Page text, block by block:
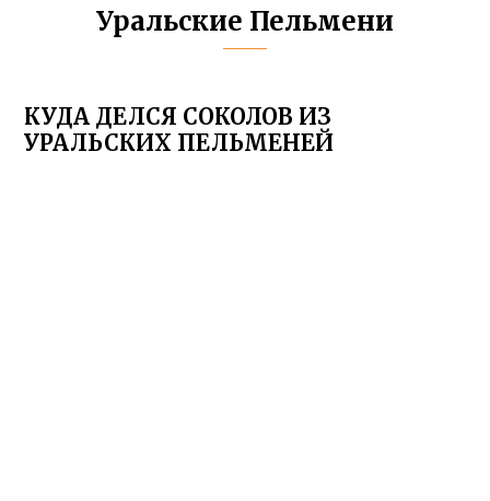
Уральские Пельмени
КУДА ДЕЛСЯ СОКОЛОВ ИЗ
УРАЛЬСКИХ ПЕЛЬМЕНЕЙ